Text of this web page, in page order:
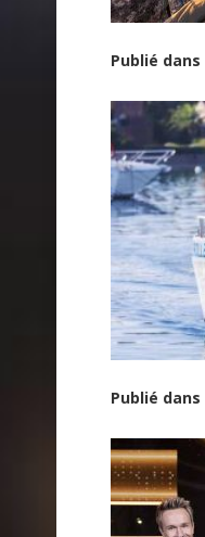
Publié dans
Publié dans